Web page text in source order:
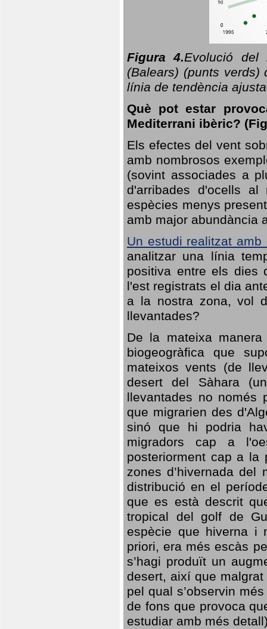
Figura 4.Evolució del
(Balears) (punts
línia de tendència
Què pot estar
Mediterrani ibèric?
Els efectes del vent
amb nombrosos
(sovint associades a
d'arribades d'ocells
espècies menys
amb major abundància
Un estudi realitzat amb
analitzar una línia
positiva entre els dies
l'est registrats el dia
a la nostra zona, vol
llevantades?
De la mateixa
biogeogràfica que
mateixos vents (de
desert del Sàhara
llevantades no només
que migrarien des
sinó que hi podria
migradors cap a
posteriorment cap a la
zones d’hivernada
distribució en el
que es està descrit
tropical del golf de
espècie que hiverna i
priori, era més escàs
s’hagi produït un
desert, així que
pel qual s’observin
de fons que provoca
estudiar amb més